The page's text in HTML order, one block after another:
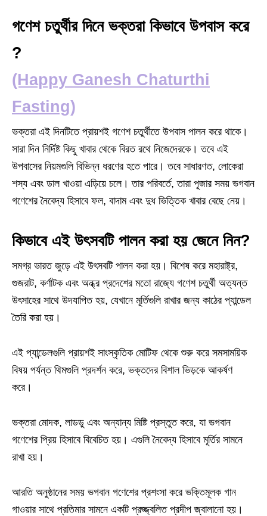
গণেশ চতুর্থীর দিনে ভক্তরা কিভাবে উপবাস করে
?
(Happy Ganesh Chaturthi
Fasting)
ভক্তরা এই দিনটিতে প্রায়শই গণেশ চতুর্থীতে উপবাস পালন করে থাকে।
সারা দিন নির্দিষ্ট কিছু খাবার থেকে বিরত রথে নিজেদেরকে। তবে এই
উপবাসের নিয়মগুলি বিভিন্ন ধরণের হতে পারে। তবে সাধারণত, লোকেরা
শস্য এবং ডাল খাওয়া এড়িয়ে চলে। তার পরিবর্তে, তারা পূজার সময় ভগবান
গণেশের নৈবেদ্য হিসাবে ফল, বাদাম এবং দুধ ভিত্তিক খাবার বেছে নেয়।
কিভাবে এই উৎসবটি পালন করা হয় জেনে নিন?
সমগ্র ভারত জুড়ে এই উৎসবটি পালন করা হয়। বিশেষ করে মহারাষ্ট্র,
গুজরাট, কর্ণাটক এবং অন্ধ্র প্রদেশের মতো রাজ্যে গণেশ চতুর্থী অত্যন্ত
উৎসাহের সাথে উদযাপিত হয়, যেখানে মূর্তিগুলি রাখার জন্য কাঠের প্যান্ডেল
তৈরি করা হয়।
এই প্যান্ডেলগুলি প্রায়শই সাংস্কৃতিক মোটিফ থেকে শুরু করে সমসাময়িক
বিষয় পর্যন্ত থিমগুলি প্রদর্শন করে, ভক্তদের বিশাল ভিড়কে আকর্ষণ
করে।
ভক্তরা মোদক, লাডডু এবং অন্যান্য মিষ্টি প্রস্তুত করে, যা ভগবান
গণেশের প্রিয় হিসাবে বিবেচিত হয়। এগুলি নৈবেদ্য হিসাবে মূর্তির সামনে
রাখা হয়।
আরতি অনুষ্ঠানের সময় ভগবান গণেশের প্রশংসা করে ভক্তিমূলক গান
গাওয়ার সাথে প্রতিমার সামনে একটি প্রজ্জ্বলিত প্রদীপ জ্বালানো হয়।